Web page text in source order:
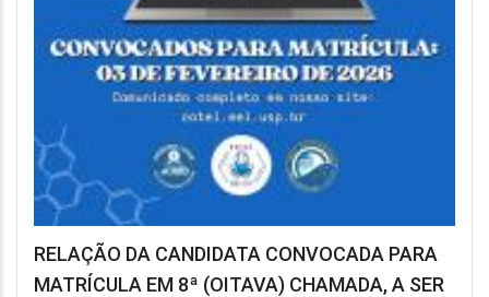
RELAÇÃO DA CANDIDATA CONVOCADA PARA
MATRÍCULA EM 8ª (OITAVA) CHAMADA, A SER